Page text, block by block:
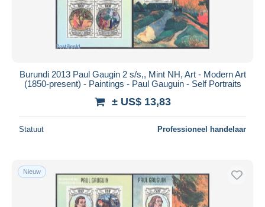
Burundi 2013 Paul Gaugin 2 s/s,, Mint NH, Art - Modern Art
(1850-present) - Paintings - Paul Gauguin - Self Portraits
± US$ 13,83
Statuut Professioneel handelaar
Nieuw